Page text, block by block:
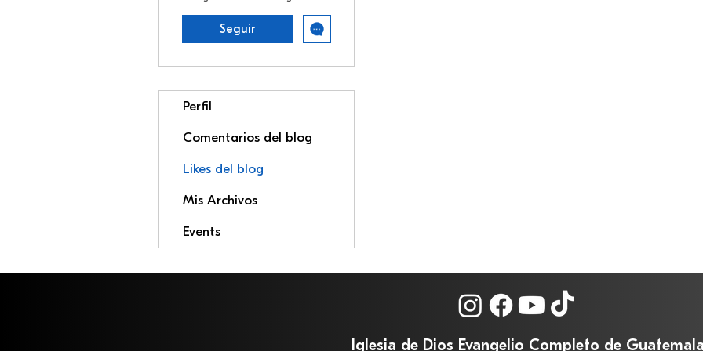
Seguir
Perfil
Comentarios del blog
Likes del blog
Mis Archivos
Events
Iglesia de Dios Evangelio Completo de